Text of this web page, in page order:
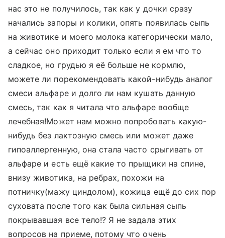
нас это не получилось, так как у дочки сразу
начались запоры и колики, опять появилась сыпь
на животике и моего молока категорически мало,
а сейчас оно приходит только если я ем что то
сладкое, но грудью я её больше не кормлю,
можете ли порекомендовать какой-нибудь аналог
смеси альфаре и долго ли нам кушать данную
смесь, так как я читала что альфаре вообще
лечебная!Может нам можно попробовать какую-
нибудь без лактозную смесь или может даже
гипоаллергенную, она стала часто срыгивать от
альфаре и есть ещё какие то прыщики на спине,
внизу животика, на ребрах, похожи на
потничку(мажу циндолом), кожица ещё до сих пор
суховата после того как была сильная сыпь
покрывавшая все тело!? Я не задала этих
вопросов на приеме, потому что очень